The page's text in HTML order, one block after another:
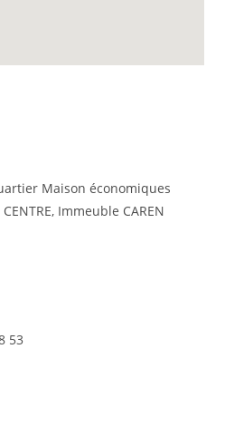
Maison économiques
Immeuble CAREN
53